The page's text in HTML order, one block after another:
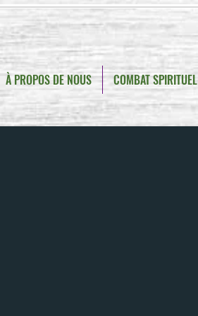
À PROPOS DE NOUS COMBAT SPIRITUEL